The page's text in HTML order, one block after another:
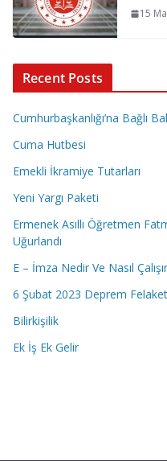
15
Recent Posts
Cumhurbaşkanlığı’na Bağlı
Cuma Hutbesi
Emekli İkramiye Tutarları
Yeni Yargı Paketi
Ermenek Asıllı Öğretmen
Uğurlandı
E – İmza Nedir Ve Nasıl
6 Şubat 2023 Deprem
Bilirkişilik
Ek İş Ek Gelir